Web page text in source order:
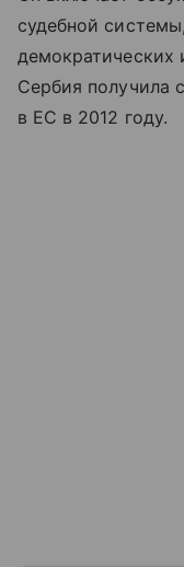
судебной
демократических
Сербия получила
в ЕС в 2012 году.